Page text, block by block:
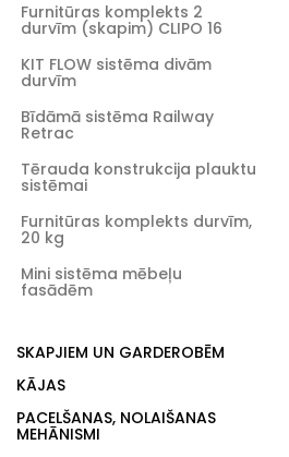
Furnitūras komplekts 2
durvīm (skapim) CLIPO 16
KIT FLOW sistēma divām
durvīm
Bīdāmā sistēma Railway
Retrac
Tērauda konstrukcija plauktu
sistēmai
Furnitūras komplekts durvīm,
20 kg
Mini sistēma mēbeļu
fasādēm
SKAPJIEM UN GARDEROBĒM
KĀJAS
PACELŠANAS, NOLAIŠANAS
MEHĀNISMI